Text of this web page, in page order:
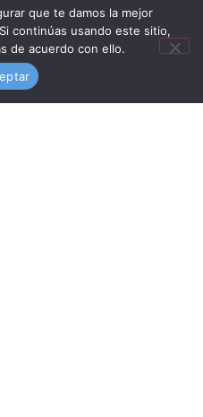
que te damos la mejor
continúas usando este sitio,
de acuerdo con ello.